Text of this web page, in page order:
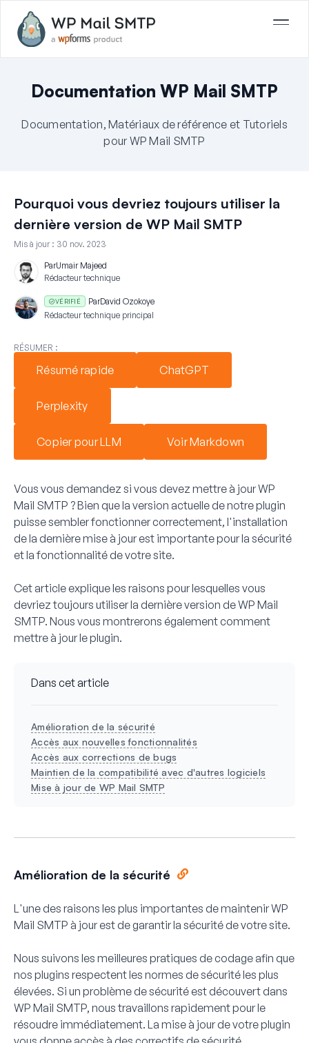
Documentation WP Mail SMTP
Documentation, Matériaux de référence et Tutoriels
pour WP Mail SMTP
Pourquoi vous devriez toujours utiliser la
dernière version de WP Mail SMTP
Mis à jour : 30 nov. 2023
ParUmair Majeed
Rédacteur technique
VÉRIFIÉ ParDavid Ozokoye
Rédacteur technique principal
RÉSUMER :
Résumé rapide ChatGPT
Perplexity
Copier pour LLM Voir Markdown
Vous vous demandez si vous devez mettre à jour WP
Mail SMTP ? Bien que la version actuelle de notre plugin
puisse sembler fonctionner correctement, l'installation
de la dernière mise à jour est importante pour la sécurité
et la fonctionnalité de votre site.
Cet article explique les raisons pour lesquelles vous
devriez toujours utiliser la dernière version de WP Mail
SMTP. Nous vous montrerons également comment
mettre à jour le plugin.
Dans cet article
Amélioration de la sécurité
Accès aux nouvelles fonctionnalités
Accès aux corrections de bugs
Maintien de la compatibilité avec d'autres logiciels
Mise à jour de WP Mail SMTP
Amélioration de la sécurité
L'une des raisons les plus importantes de maintenir WP
Mail SMTP à jour est de garantir la sécurité de votre site.
Nous suivons les meilleures pratiques de codage afin que
nos plugins respectent les normes de sécurité les plus
élevées. Si un problème de sécurité est découvert dans
WP Mail SMTP, nous travaillons rapidement pour le
résoudre immédiatement. La mise à jour de votre plugin